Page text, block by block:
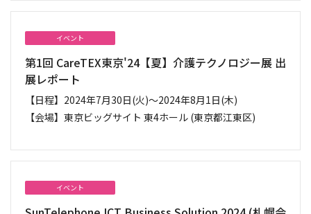
イベント
第1回 CareTEX東京'24【夏】介護テクノロジー展 出
展レポート
【日程】 2024年7月30日(火)～2024年8月1日(木)
【会場】 東京ビッグサイト 東4ホール (東京都江東区)
イベント